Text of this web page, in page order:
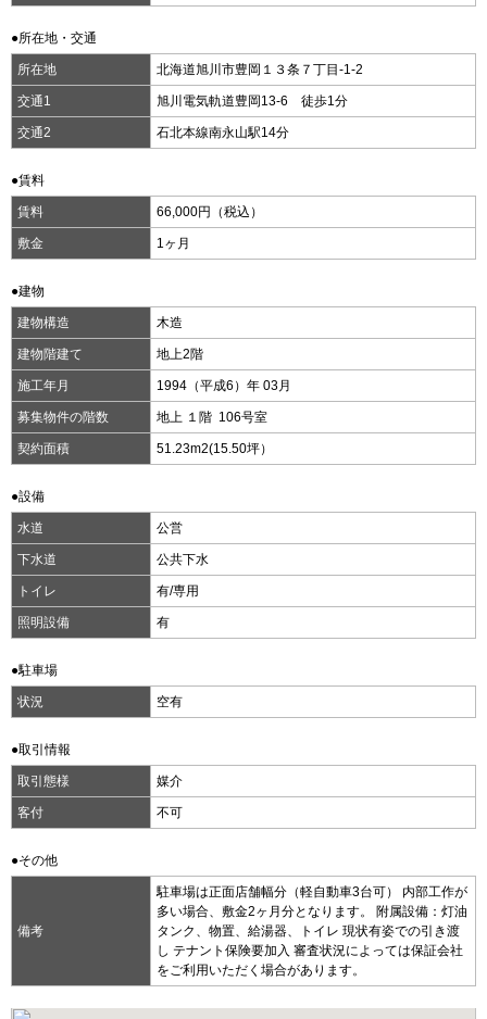
●所在地・交通
所在地 北海道旭川市豊岡１３条７丁目-1-2
交通1 旭川電気軌道豊岡13-6 徒歩1分
交通2 石北本線南永山駅14分
●賃料
賃料 66,000円（税込）
敷金 1ヶ月
●建物
建物構造 木造
建物階建て 地上2階
施工年月 1994（平成6）年 03月
募集物件の階数 地上 １階 106号室
契約面積 51.23m2(15.50坪）
●設備
水道 公営
下水道 公共下水
トイレ 有/専用
照明設備 有
●駐車場
状況 空有
●取引情報
取引態様 媒介
客付 不可
●その他
備考
駐車場は正面店舗幅分（軽自動車3台可） 内部工作が
多い場合、敷金2ヶ月分となります。 附属設備：灯油
タンク、物置、給湯器、トイレ 現状有姿での引き渡
し テナント保険要加入 審査状況によっては保証会社
をご利用いただく場合があります。